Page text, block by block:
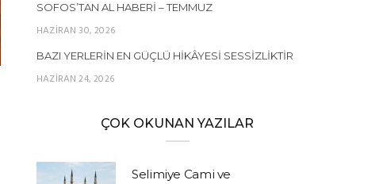
SOFOS’TAN AL HABERI – TEMMUZ
HAZIRAN 30, 2026
BAZI YERLERIN EN GÜÇLÜ HIKÂYESI SESSIZLIKTIR
HAZIRAN 24, 2026
ÇOK OKUNAN YAZILAR
Selimiye Cami ve